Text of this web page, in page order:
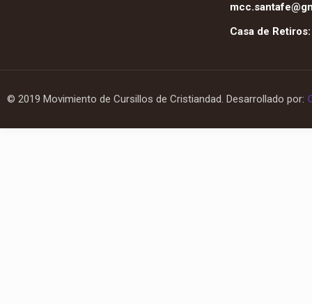
Casa de
© 2019 Movimiento de Cursillos de Cristiandad. Desarrollado por: